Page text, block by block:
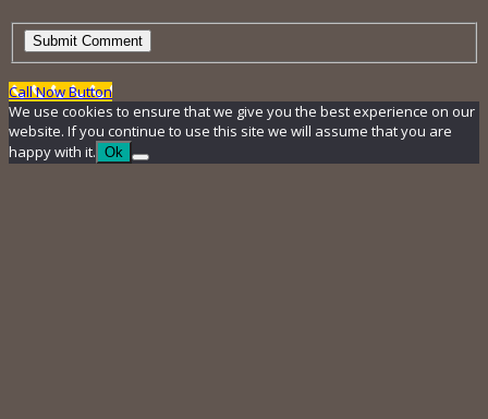
Call Now Button
We use cookies to ensure that we give you the best experience on our
website. If you continue to use this site we will assume that you are
happy with it. Ok